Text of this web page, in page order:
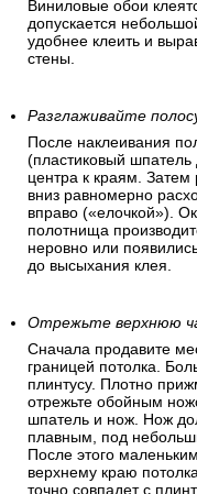
Виниловые обои
допускается
удобнее клеить и
стены.
Разглаживайте
После наклеивания
(пластиковый
центра к краям. Затем
вниз равномерно
вправо («елочкой»).
полотнища
неровно или
до высыхания клея.
Отрежьте верхнюю
Сначала продавите
границей потолка.
плинтусу. Плотно
отрежьте обойным
шпатель и нож. Нож
плавным, под
После этого
верхнему краю
точно совпадет с